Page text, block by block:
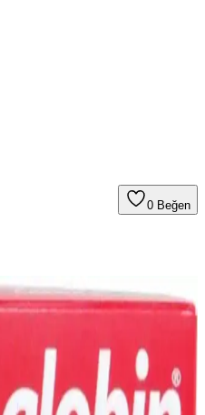
0 Beğen
Sağlıklı Kan
Rol
karşı etkili olup, doğru
önerileriyle sağlıklı yaşam